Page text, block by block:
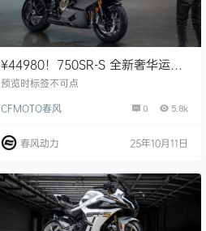
¥44980！750SR-S 全新奢华运动
街跑，正式上市！
预览时标签不可点
CFMOTO春风
0 5.8k
春风动力 25年10月11日